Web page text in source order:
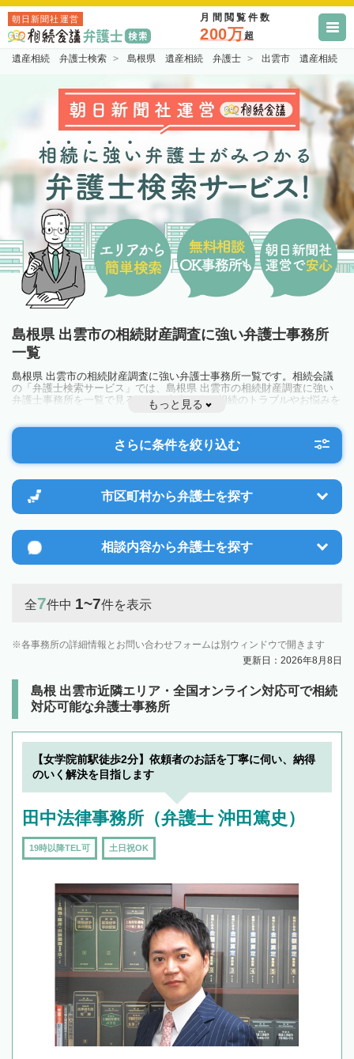
朝日新聞社運営 月間閲覧件数
200万超
遺産相続 弁護士検索 島根県 遺産相続 弁護士 出雲市 遺産相続
島根県 出雲市の相続財産調査に強い弁護士事務所
一覧
島根県 出雲市の相続財産調査に強い弁護士事務所一覧です。相続会議
の「弁護士検索サービス」では、島根県 出雲市の相続財産調査に強い
弁護士事務所を一覧で見ることが出来ます。相続のトラブルやお悩みを
抱えている方は一度近隣の弁護士に相談してみましょう。
もっと見る
さらに条件を絞り込む
市区町村から弁護士を探す
相談内容から弁護士を探す
全7件中 1~7件を表示
各事務所の詳細情報とお問い合わせフォームは別ウィンドウで開きます
更新日：2026年8月8日
島根 出雲市近隣エリア・全国オンライン対応可で相続
対応可能な弁護士事務所
【女学院前駅徒歩2分】依頼者のお話を丁寧に伺い、納得
のいく解決を目指します
田中法律事務所（弁護士 沖田篤史）
19時以降TEL可 土日祝OK